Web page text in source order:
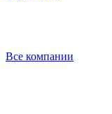
Все компании